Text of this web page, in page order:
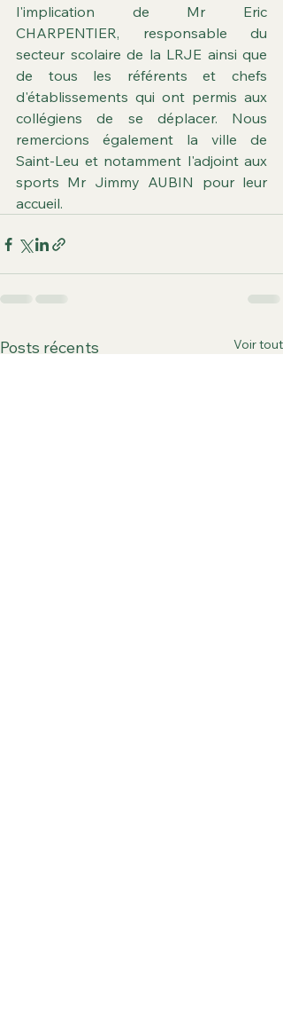
l'implication de Mr Eric
CHARPENTIER, responsable du
secteur scolaire de la LRJE ainsi que
de tous les référents et chefs
d'établissements qui ont permis aux
collégiens de se déplacer. Nous
remercions également la ville de
Saint-Leu et notamment l'adjoint aux
sports Mr Jimmy AUBIN pour leur
accueil.
Posts récents Voir tout